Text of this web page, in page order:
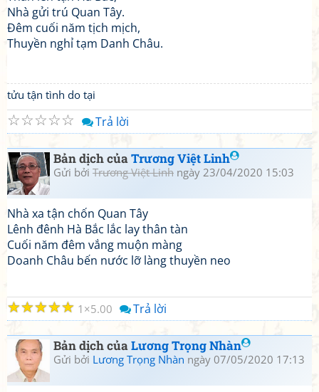
Nhà gửi trú Quan Tây.
Đêm cuối năm tịch mịch,
Thuyền nghỉ tạm Danh Châu.
tửu tận tình do tại
☆
☆
☆
☆
☆ Trả lời
Bản dịch củaTrương Việt Linh
Gửi bởi Trương Việt Linh ngày 23/04/2020 15:03
Nhà xa tận chốn Quan Tây
Lênh đênh Hà Bắc lắc lay thân tàn
Cuối năm đêm vắng muộn màng
Doanh Châu bến nước lỡ làng thuyền neo
☆
☆
☆
☆
☆ 1 5.00 Trả lời
Bản dịch củaLương Trọng Nhàn
Gửi bởi Lương Trọng Nhàn ngày 07/05/2020 17:13